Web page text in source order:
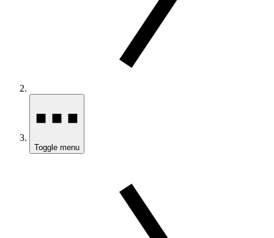
Toggle menu